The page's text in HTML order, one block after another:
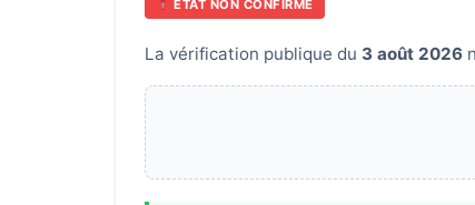
ÉTAT NON CONFIRMÉ
La vérification publique du 3 août 2026